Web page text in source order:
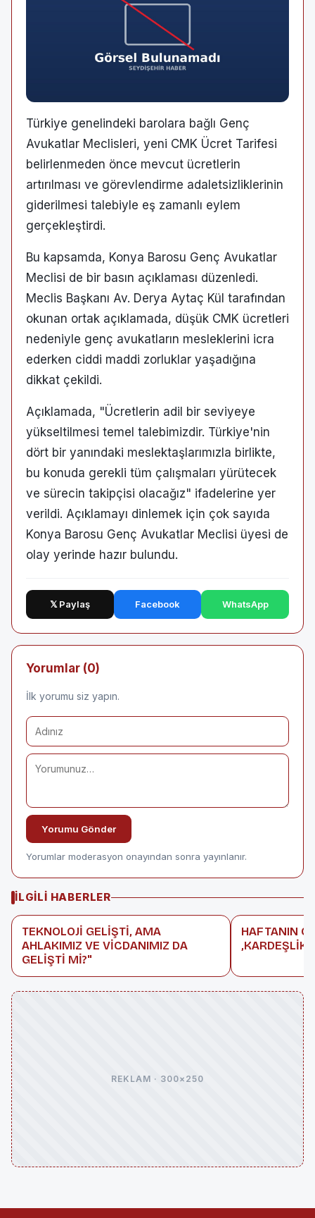
Türkiye genelindeki barolara bağlı Genç
Avukatlar Meclisleri, yeni CMK Ücret Tarifesi
belirlenmeden önce mevcut ücretlerin
artırılması ve görevlendirme adaletsizliklerinin
giderilmesi talebiyle eş zamanlı eylem
gerçekleştirdi.
Bu kapsamda, Konya Barosu Genç Avukatlar
Meclisi de bir basın açıklaması düzenledi.
Meclis Başkanı Av. Derya Aytaç Kül tarafından
okunan ortak açıklamada, düşük CMK ücretleri
nedeniyle genç avukatların mesleklerini icra
ederken ciddi maddi zorluklar yaşadığına
dikkat çekildi.
Açıklamada, "Ücretlerin adil bir seviyeye
yükseltilmesi temel talebimizdir. Türkiye'nin
dört bir yanındaki meslektaşlarımızla birlikte,
bu konuda gerekli tüm çalışmaları yürütecek
ve sürecin takipçisi olacağız" ifadelerine yer
verildi. Açıklamayı dinlemek için çok sayıda
Konya Barosu Genç Avukatlar Meclisi üyesi de
olay yerinde hazır bulundu.
𝕏 Paylaş Facebook WhatsApp
Yorumlar (0)
İlk yorumu siz yapın.
Yorumu Gönder
Yorumlar moderasyon onayından sonra yayınlanır.
İLGILI HABERLER
TEKNOLOJİ GELİŞTİ, AMA
AHLAKIMIZ VE VİCDANIMIZ DA
GELİŞTİ Mİ?"
HAFTANIN
,KARDEŞLİK
REKLAM · 300×250